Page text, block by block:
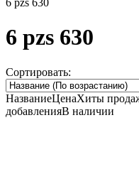
6 pzs 630
6 pzs 630
Сортировать:
НазваниеЦенаХиты
добавленияВ наличии